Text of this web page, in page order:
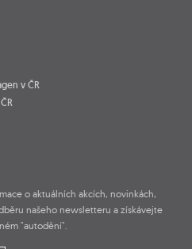
v ČR
o aktuálních akcích, novinkách,
našeho newsletteru a získávejte
"autodění".